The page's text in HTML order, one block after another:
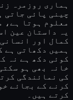
ہماری روزمرہ
چینی پائی جاتی
معلوم ہوتا ہے،
یہ داستان عین
کمال اور
ہمیں دکھاتی ہے
کوئی دکھ ہے نہ
خانہ بھی ہو
کی نمائندگی
کرنے کے بجائے
کرتے ہیں۔